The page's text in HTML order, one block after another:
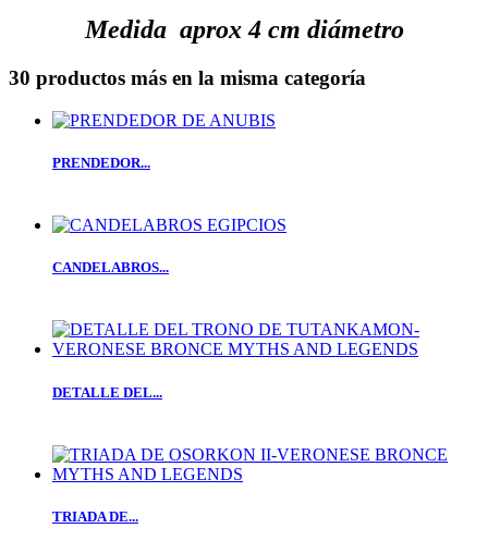
Medida aprox 4 cm diámetro
30 productos más en la misma categoría
PRENDEDOR...
CANDELABROS...
DETALLE DEL...
TRIADA DE...